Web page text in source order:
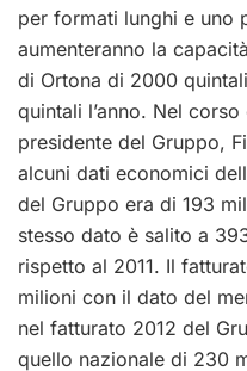
per formati lunghi e uno
aumenteranno la
di Ortona di 2000
quintali l’anno. Nel
presidente del Gruppo,
alcuni dati economici
del Gruppo era di 193
stesso dato è salito a
rispetto al 2011. Il
milioni con il dato del
nel fatturato 2012 del
quello nazionale di 230